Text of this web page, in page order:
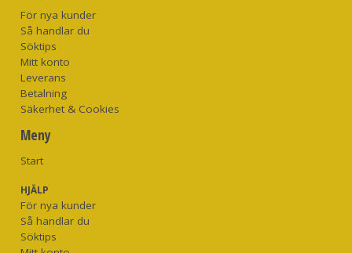
För nya kunder
Så handlar du
Söktips
Mitt konto
Leverans
Betalning
Säkerhet & Cookies
Meny
Start
HJÄLP
För nya kunder
Så handlar du
Söktips